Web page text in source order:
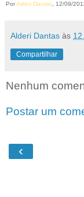
PorAlderi Dantas, 12/09/
Alderi Dantas às
Compartilhar
Nenhum
Postar um
‹